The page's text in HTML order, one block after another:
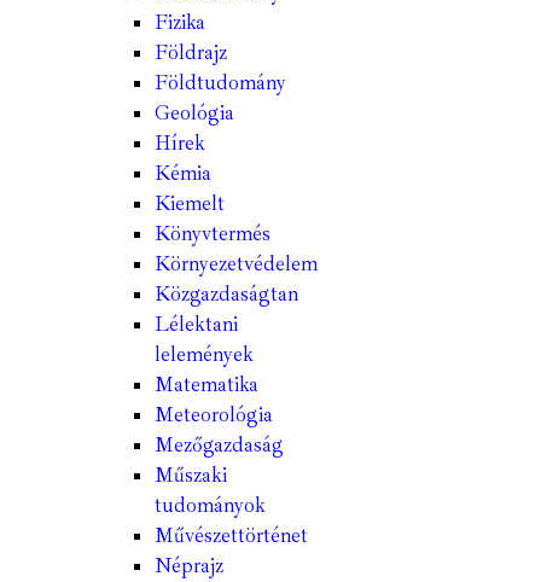
Fizika
Földrajz
Földtudomány
Geológia
Hírek
Kémia
Kiemelt
Könyvtermés
Környezetvédelem
Közgazdaságtan
Lélektani
lelemények
Matematika
Meteorológia
Mezőgazdaság
Műszaki
tudományok
Művészettörténet
Néprajz